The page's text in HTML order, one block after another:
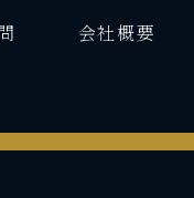
会社概要